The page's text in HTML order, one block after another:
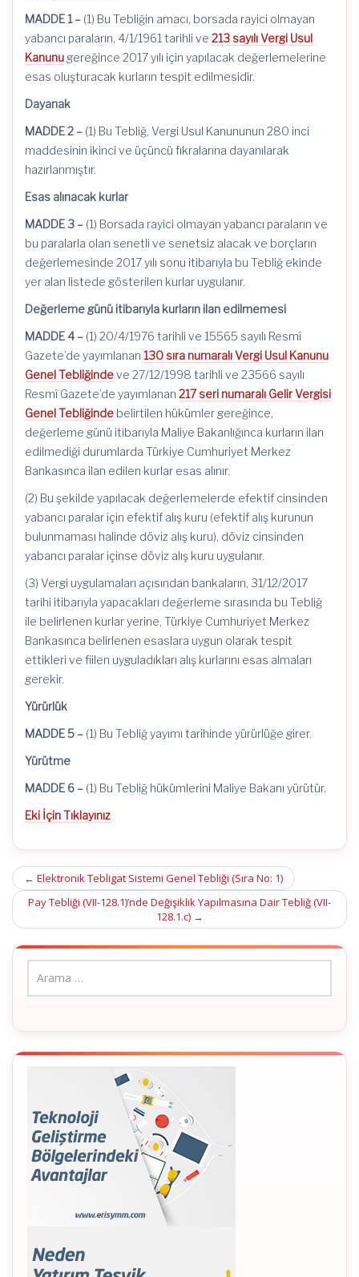
MADDE 1 – (1) Bu Tebliğin amacı, borsada rayici olmayan
yabancı paraların, 4/1/1961 tarihli ve 213 sayılı Vergi Usul
Kanunu gereğince 2017 yılı için yapılacak değerlemelerine
esas oluşturacak kurların tespit edilmesidir.
Dayanak
MADDE 2 – (1) Bu Tebliğ, Vergi Usul Kanununun 280 inci
maddesinin ikinci ve üçüncü fıkralarına dayanılarak
hazırlanmıştır.
Esas alınacak kurlar
MADDE 3 – (1) Borsada rayici olmayan yabancı paraların ve
bu paralarla olan senetli ve senetsiz alacak ve borçların
değerlemesinde 2017 yılı sonu itibarıyla bu Tebliğ ekinde
yer alan listede gösterilen kurlar uygulanır.
Değerleme günü itibarıyla kurların ilan edilmemesi
MADDE 4 – (1) 20/4/1976 tarihli ve 15565 sayılı Resmî
Gazete’de yayımlanan 130 sıra numaralı Vergi Usul Kanunu
Genel Tebliğindeve 27/12/1998 tarihli ve 23566 sayılı
Resmî Gazete’de yayımlanan 217 seri numaralı Gelir Vergisi
Genel Tebliğinde belirtilen hükümler gereğince,
değerleme günü itibarıyla Maliye Bakanlığınca kurların ilan
edilmediği durumlarda Türkiye Cumhuriyet Merkez
Bankasınca ilan edilen kurlar esas alınır.
(2) Bu şekilde yapılacak değerlemelerde efektif cinsinden
yabancı paralar için efektif alış kuru (efektif alış kurunun
bulunmaması halinde döviz alış kuru), döviz cinsinden
yabancı paralar içinse döviz alış kuru uygulanır.
(3) Vergi uygulamaları açısından bankaların, 31/12/2017
tarihi itibarıyla yapacakları değerleme sırasında bu Tebliğ
ile belirlenen kurlar yerine, Türkiye Cumhuriyet Merkez
Bankasınca belirlenen esaslara uygun olarak tespit
ettikleri ve fiilen uyguladıkları alış kurlarını esas almaları
gerekir.
Yürürlük
MADDE 5 – (1) Bu Tebliğ yayımı tarihinde yürürlüğe girer.
Yürütme
MADDE 6 – (1) Bu Tebliğ hükümlerini Maliye Bakanı yürütür.
Eki İçin Tıklayınız
Post
navigation
← Elektronik Tebligat Sistemi Genel Tebliği (Sıra No: 1)
Pay Tebliği (VII-128.1)’nde Değişiklik Yapılmasına Dair Tebliğ (VII-
128.1.c) →